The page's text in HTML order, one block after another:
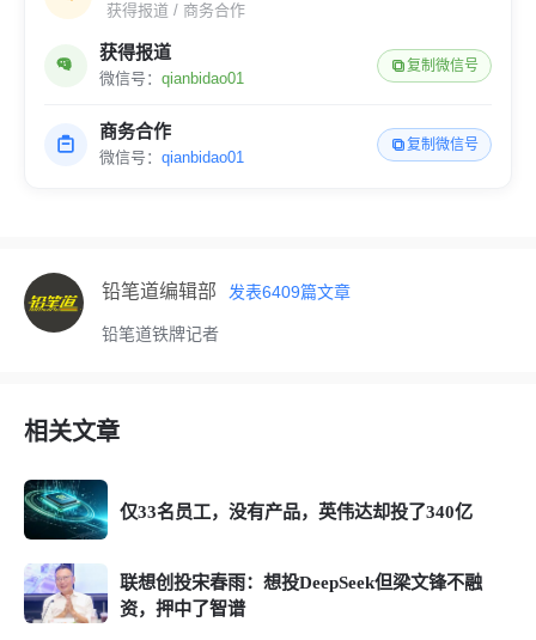
获得报道 / 商务合作
获得报道
微信号： qianbidao01
复制微信号
商务合作
微信号： qianbidao01
复制微信号
铅笔道编辑部 发表6409篇文章
铅笔道铁牌记者
相关文章
仅33名员工，没有产品，英伟达却投了340亿
联想创投宋春雨：想投DeepSeek但梁文锋不融
资，押中了智谱